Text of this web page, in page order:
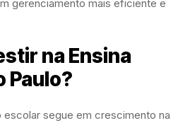
gerenciamento mais eficiente e
na Ensina
Paulo?
segue em crescimento na